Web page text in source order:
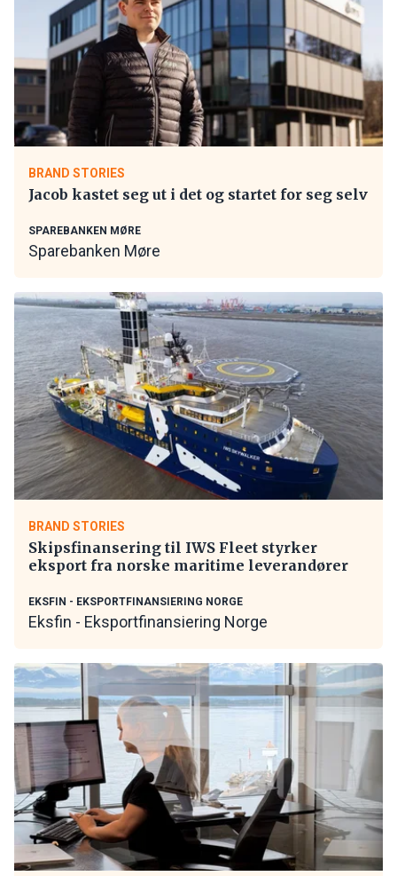
BRAND STORIES
Jacob kastet seg ut i det og startet for seg selv
SPAREBANKEN MØRE
Sparebanken Møre
BRAND STORIES
Skipsfinansering til IWS Fleet styrker
eksport fra norske maritime leverandører
EKSFIN - EKSPORTFINANSIERING NORGE
Eksfin - Eksportfinansiering Norge